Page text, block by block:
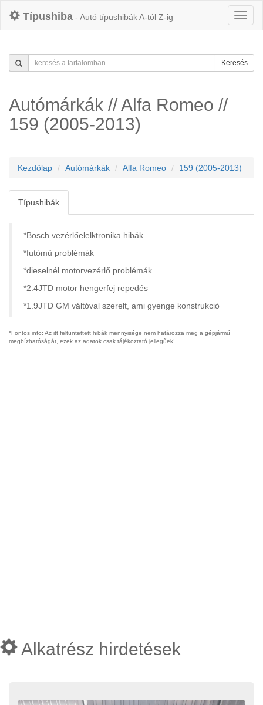
Típushiba - Autó típushibák A-tól Z-ig
Keresés
Autómárkák // Alfa Romeo //
159 (2005-2013)
Kezdőlap Autómárkák Alfa Romeo 159 (2005-2013)
Típushibák
*Bosch vezérlőelelktronika hibák
*futómű problémák
*dieselnél motorvezérlő problémák
*2.4JTD motor hengerfej repedés
*1.9JTD GM váltóval szerelt, ami gyenge konstrukció
*Fontos info: Az itt feltüntettett hibák mennyisége nem határozza meg a gépjármű
megbízhatóságát, ezek az adatok csak tájékoztató jellegűek!
Alkatrész hirdetések